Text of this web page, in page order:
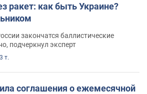
ракет: как быть Украине?
закончатся баллистические
подчеркнул эксперт
т.
соглашения о ежемесячной